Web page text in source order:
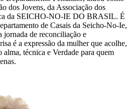
dos Jovens, da Associação dos
da SEICHO-NO-IE DO BRASIL. É
de Casais da Seicho-No-Ie,
de reconciliação e
é a expressão da mulher que acolhe,
alma, técnica e Verdade para quem